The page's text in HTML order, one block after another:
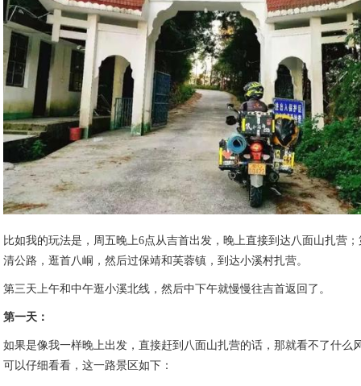
比如我的玩法是，周五晚上6点从吉首出发，晚上直接到达八面山扎营
清公路，逛首八峒，然后过保靖和芙蓉镇，到达小溪村扎营。
第三天上午和中午逛小溪北线，然后中下午就慢慢往吉首返回了。
第一天：
如果是像我一样晚上出发，直接赶到八面山扎营的话，那就看不了什么
可以仔细看看，这一路景区如下：